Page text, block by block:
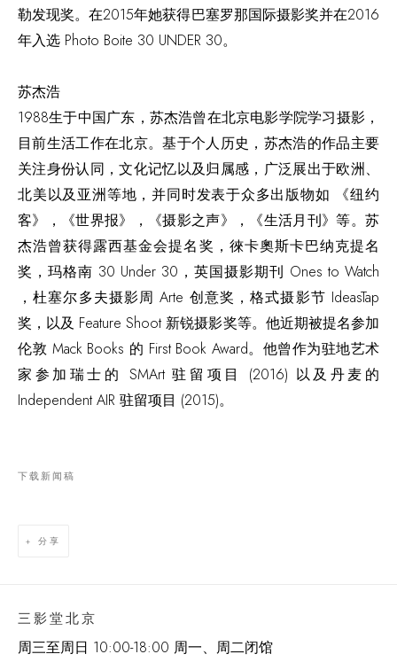
勒发现奖。在2015年她获得巴塞罗那国际摄影奖并在2016
年入选 Photo Boite 30 UNDER 30。
苏杰浩
1988生于中国广东，苏杰浩曾在北京电影学院学习摄影，
目前生活工作在北京。基于个人历史，苏杰浩的作品主要
关注身份认同，文化记忆以及归属感，广泛展出于欧洲、
北美以及亚洲等地，并同时发表于众多出版物如 《纽约
客》，《世界报》，《摄影之声》，《生活月刊》等。苏
杰浩曾获得露西基金会提名奖，徠卡奧斯卡巴纳克提名
奖，玛格南 30 Under 30，英国摄影期刊 Ones to Watch
，杜塞尔多夫摄影周 Arte 创意奖，格式摄影节 IdeasTap
奖，以及 Feature Shoot 新锐摄影奖等。他近期被提名参加
伦敦 Mack Books 的 First Book Award。他曾作为驻地艺术
家参加瑞士的 SMArt 驻留项目 (2016) 以及丹麦的
Independent AIR 驻留项目 (2015)。
下载新闻稿
分享
三影堂北京
周三至周日 10:00-18:00 周一、周二闭馆